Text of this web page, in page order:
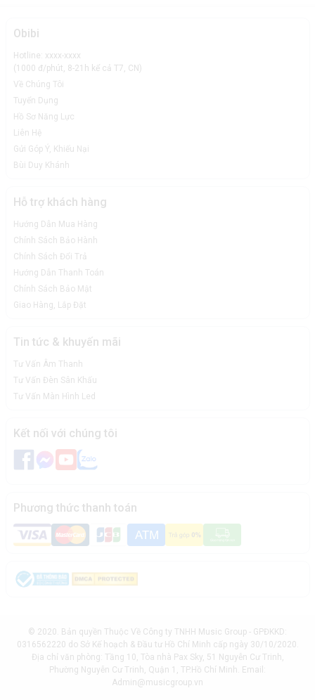
Obibi
Hotline: xxxx-xxxx
(1000 đ/phút, 8-21h kể cả T7, CN)
Về Chúng Tôi
Tuyển Dụng
Hồ Sơ Năng Lực
Liên Hệ
Gửi Góp Ý, Khiếu Nại
Bùi Duy Khánh
Hỗ trợ khách hàng
Hướng Dẫn Mua Hàng
Chính Sách Bảo Hành
Chính Sách Đổi Trả
Hướng Dẫn Thanh Toán
Chính Sách Bảo Mật
Giao Hàng, Lắp Đặt
Tin tức & khuyến mãi
Tư Vấn Âm Thanh
Tư Vấn Đèn Sân Khấu
Tư Vấn Màn Hình Led
Kết nối với chúng tôi
Phương thức thanh toán
© 2020. Bản quyền Thuộc Về Công ty TNHH Music Group - GPĐKKD:
0316562220 do Sở Kế hoạch & Đầu tư Hồ Chí Minh cấp ngày 30/10/2020.
Địa chỉ văn phòng: Tầng 10, Tòa nhà Pax Sky, 51 Nguyễn Cư Trinh,
Phường Nguyễn Cư Trinh, Quận 1, TP.Hồ Chí Minh. Email:
Admin@musicgroup.vn